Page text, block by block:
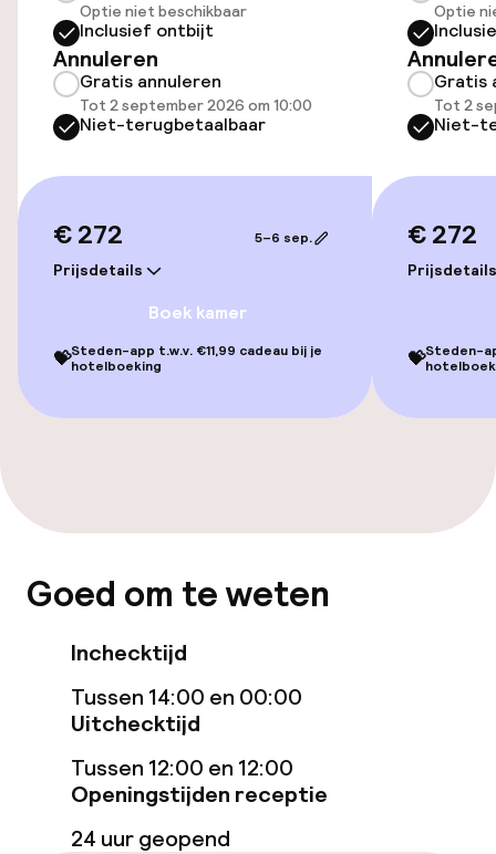
Voor toegankelijkheid
geoptimaliseerde kamers beschikbaar
Kamers
geoptimaliseerde kamers beschikbaar
Gratis wifi
TV lounge
Roomservice
Glutenvrije opties
Optie niet beschikbaar
Inclusief ontbijt
Annuleren
Gratis annuleren
Tot 2 september 2026 om 10:00
Niet-terugbetaalbaar
€ 272
Prijsdetails
5–6 sep.
Boek kamer
💝Steden-app t.w.v. €11,99 cadeau bij je
hotelboeking
Optie
Gratis
Tot 2
Niet-
€ 272
Prijsdetails
💝Steden-
Goed om te weten
Inchecktijd
Tussen 14:00 en 00:00
Uitchecktijd
Tussen 12:00 en 12:00
Openingstijden receptie
24 uur geopend